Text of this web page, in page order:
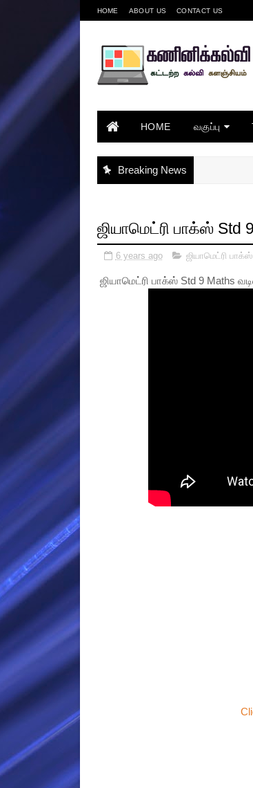
HOME ABOUT US CONTACT US
HOME வகுப்பு
Breaking News
ஜியாமெட்ரி பாக்ஸ்
6 years ago ஜியாமெட்ரி
ஜியாமெட்ரி பாக்ஸ் Std 9 Maths